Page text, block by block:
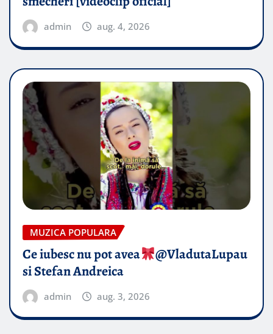
admin aug. 4, 2026
MUZICA POPULARA
Ce iubesc nu pot avea
​@VladutaLupau
si Stefan Andreica
admin aug. 3, 2026